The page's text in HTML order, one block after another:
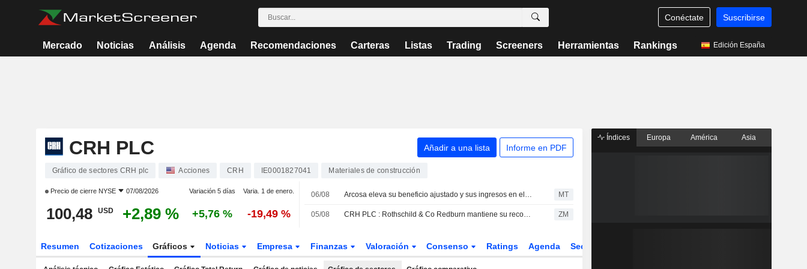
Conéctate Suscribirse
Mercado Noticias Análisis Agenda Recomendaciones Carteras Listas Trading Screeners Herramientas Rankings Edición España
CRH PLC Añadir a una lista Informe en PDF
Gráfico de sectores CRH plc Acciones CRH IE0001827041 Materiales de construcción
Precio de cierre NYSE 07/08/2026 Variación 5 días Varia. 1 de enero.
100,48 USD +2,89 % +5,76 % -19,49 %
06/08 Arcosa eleva su beneficio ajustado y sus ingresos en el segundo trimestre MT
05/08 CRH PLC : Rothschild & Co Redburn mantiene su recomendación de compra ZM
Resumen Cotizaciones Gráficos Noticias Empresa Finanzas Valoración Consenso Ratings Agenda Sector
Índices Europa América Asia